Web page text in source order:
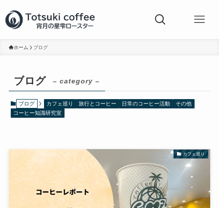
ホーム ブログ
ブログ – category –
ブログ カフェ巡り 旅行とコーヒー 日常のコーヒー活動
その他
コーヒー知識研究室
カフェ巡り